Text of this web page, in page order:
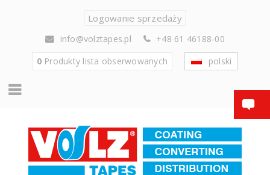
Logowanie sprzedaży
info@volztapes.pl
+48 61 46188-00
0Produkty lista obserwowanych polski